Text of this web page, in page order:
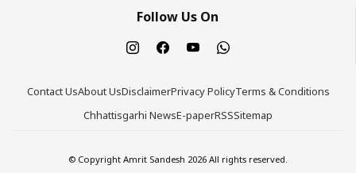
Follow Us On
Contact UsAbout UsDisclaimerPrivacy PolicyTerms & Conditions
Chhattisgarhi NewsE-paperRSSSitemap
© Copyright Amrit Sandesh 2026 All rights reserved.